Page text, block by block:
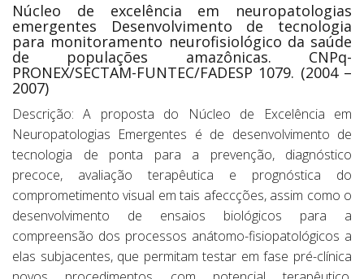
Núcleo de excelência em neuropatologias
emergentes Desenvolvimento de tecnologia
para monitoramento neurofisiológico da saúde
de populações amazônicas. CNPq-
PRONEX/SECTAM-FUNTEC/FADESP 1079. (2004 –
2007)
Descrição: A proposta do Núcleo de Excelência em
Neuropatologias Emergentes é de desenvolvimento de
tecnologia de ponta para a prevenção, diagnóstico
precoce, avaliação terapêutica e prognóstica do
comprometimento visual em tais afeccções, assim como o
desenvolvimento de ensaios biológicos para a
compreensão dos processos anátomo-fisiopatológicos a
elas subjacentes, que permitam testar em fase pré-clínica